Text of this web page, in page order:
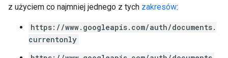
z użyciem co najmniej jednego z tych zakresów:
https://www.googleapis.com/auth/documents.
currentonly